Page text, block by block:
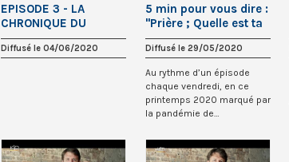
EPISODE 3 - LA
CHRONIQUE DU
LIBRAIRE
Diffusé le 04/06/2020
5 min pour vous dire :
"Prière ; Quelle est ta
place ?"
Diffusé le 29/05/2020
Au rythme d’un épisode
chaque vendredi, en ce
printemps 2020 marqué par
la pandémie de